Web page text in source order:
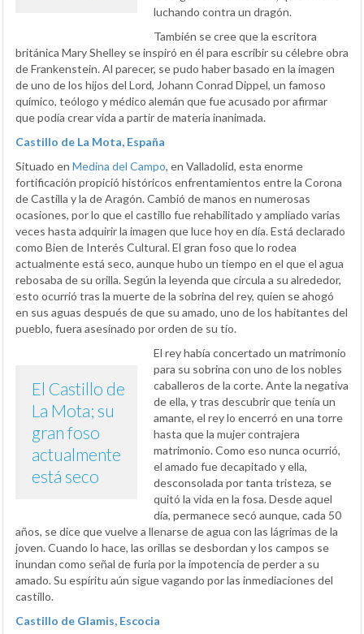
luchando contra un dragón.
También se cree que la escritora
británica Mary Shelley se inspiró en él para escribir su célebre obra
de Frankenstein. Al parecer, se pudo haber basado en la imagen
de uno de los hijos del Lord, Johann Conrad Dippel, un famoso
químico, teólogo y médico alemán que fue acusado por afirmar
que podía crear vida a partir de materia inanimada.
Castillo de La Mota, España
Situado en Medina del Campo, en Valladolid, esta enorme
fortificación propició históricos enfrentamientos entre la Corona
de Castilla y la de Aragón. Cambió de manos en numerosas
ocasiones, por lo que el castillo fue rehabilitado y ampliado varias
veces hasta adquirir la imagen que luce hoy en día. Está declarado
como Bien de Interés Cultural. El gran foso que lo rodea
actualmente está seco, aunque hubo un tiempo en el que el agua
rebosaba de su orilla. Según la leyenda que circula a su alrededor,
esto ocurrió tras la muerte de la sobrina del rey, quien se ahogó
en sus aguas después de que su amado, uno de los habitantes del
pueblo, fuera asesinado por orden de su tío.
El Castillo de
La Mota; su
gran foso
actualmente
está seco
El rey había concertado un matrimonio
para su sobrina con uno de los nobles
caballeros de la corte. Ante la negativa
de ella, y tras descubrir que tenía un
amante, el rey lo encerró en una torre
hasta que la mujer contrajera
matrimonio. Como eso nunca ocurrió,
el amado fue decapitado y ella,
desconsolada por tanta tristeza, se
quitó la vida en la fosa. Desde aquel
día, permanece secó aunque, cada 50
años, se dice que vuelve a llenarse de agua con las lágrimas de la
joven. Cuando lo hace, las orillas se desbordan y los campos se
inundan como señal de furia por la impotencia de perder a su
amado. Su espíritu aún sigue vagando por las inmediaciones del
castillo.
Castillo de Glamis, Escocia